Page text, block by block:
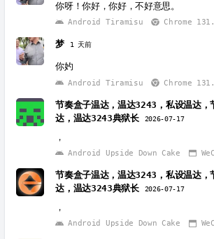
你呀！你好，你好，不好意思。
Android Tiramisu Chrome
梦 1 天前
你妁
Android Tiramisu Chrome
节奏盒子温达，温达3243，私设温达，
达，温达3243典狱长
2026-07-17
，
Android Upside Down Cake
节奏盒子温达，温达3243，私设温达，
达，温达3243典狱长
2026-07-17
，
Android Upside Down Cake